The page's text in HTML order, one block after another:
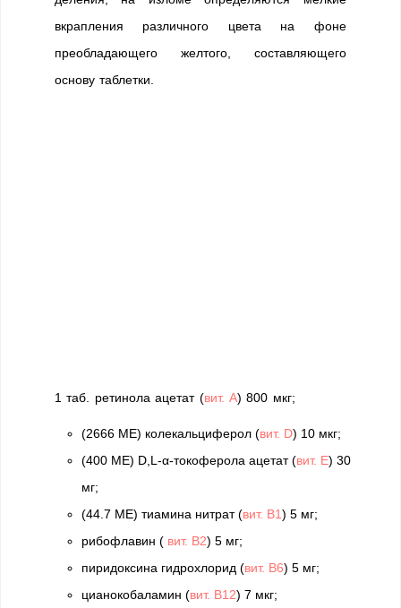
вкрапления различного цвета на фоне
преобладающего желтого, составляющего
основу таблетки.
1 таб. ретинола ацетат (вит. A) 800 мкг;
(2666 МЕ) колекальциферол (вит. D) 10 мкг;
(400 МЕ) D,L-α-токоферола ацетат (вит. E) 30
мг;
(44.7 МЕ) тиамина нитрат (вит. B1) 5 мг;
рибофлавин ( вит. В2) 5 мг;
пиридоксина гидрохлорид (вит. B6) 5 мг;
цианокобаламин (вит. В12) 7 мкг;